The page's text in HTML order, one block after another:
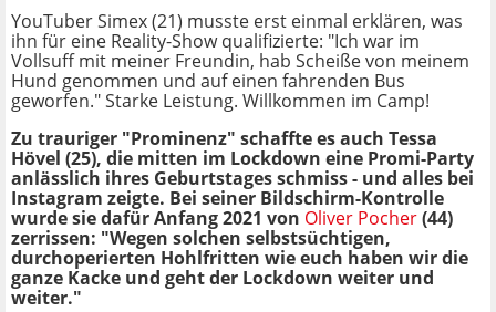
YouTuber Simex (21) musste erst einmal erklären, was
ihn für eine Reality-Show qualifizierte: "Ich war im
Vollsuff mit meiner Freundin, hab Scheiße von meinem
Hund genommen und auf einen fahrenden Bus
geworfen." Starke Leistung. Willkommen im Camp!
Zu trauriger "Prominenz" schaffte es auch Tessa
Hövel (25), die mitten im Lockdown eine Promi-Party
anlässlich ihres Geburtstages schmiss - und alles bei
Instagram zeigte. Bei seiner Bildschirm-Kontrolle
wurde sie dafür Anfang 2021 von Oliver Pocher(44)
zerrissen: "Wegen solchen selbstsüchtigen,
durchoperierten Hohlfritten wie euch haben wir die
ganze Kacke und geht der Lockdown weiter und
weiter."